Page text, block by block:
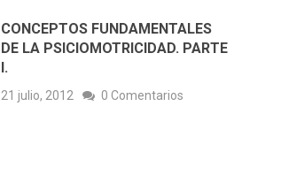
CONCEPTOS FUNDAMENTALES
DE LA PSICIOMOTRICIDAD. PARTE
I.
21 julio, 2012 0 Comentarios